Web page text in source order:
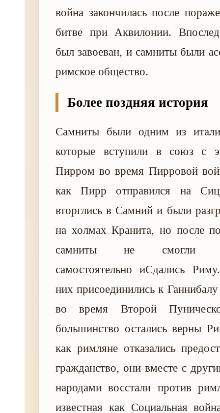
война закончилась после
битве при Аквилонии.
был завоеван, и самниты были
римское общество.
Более поздняя история
Самниты были одним из
которые вступили в союз с
Пирром во время Пирровой
как Пирр отправился на
вторглись в Самний и были
на холмах Кранита, но после
самниты не смогли
самостоятельно иСдались
них присоединились к
во время Второй
большинство остались верны
как римляне отказались
гражданство, они вместе с
народами восстали против
известная как Социальная